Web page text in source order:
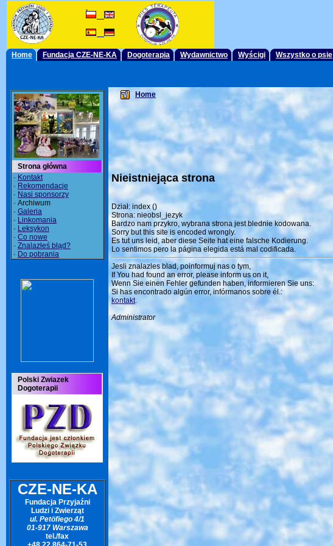
Home Fundacja CZE-NE-KA Dogoterapia Wydawnictwo Wyścigi Wszystko o psie
Strona główna
· Kontakt
· Rekomendacje
· Nasi sponsorzy
· Archiwum
· Galeria
· Linkomania
· Leksykon
· Co nowe
· Znalazłeś błąd?
· Do pobrania
Polski Zwiazek
Dogoterapii
CZE-NE-KA
Fundacja Przyjaźni
Ludzi i Zwierząt
ul. Petöfiego 4/1
01-917 Warszawa
tel./fax
Home
Nieistniejąca strona
Dział: index ()
Strona: nieobsl_jezyk
Bardzo nam przykro, wybrana strona jest blednie kodowana.
Sorry but this site is encoded wrongly.
Es tut uns leid, aber diese Seite hat eine falsche Kodierung.
Lo sentimos pero la página elegida está mal codificada.
Jesli znalazles blad, poinformuj nas o tym,
If You had found an error, please inform us on it,
Wenn Sie einen Fehler gefunden haben, informieren Sie uns:
Si has encontrado algún error, infórmanos sobre él.:
kontakt.
Administrator